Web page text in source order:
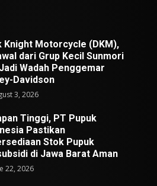
Knight Motorcycle (DKM),
dari Grup Kecil Sunmori
Wadah Penggemar
Davidson
3, 2026
Tinggi, PT Pupuk
Pastikan
Stok Pupuk
di Jawa Barat Aman
22, 2026